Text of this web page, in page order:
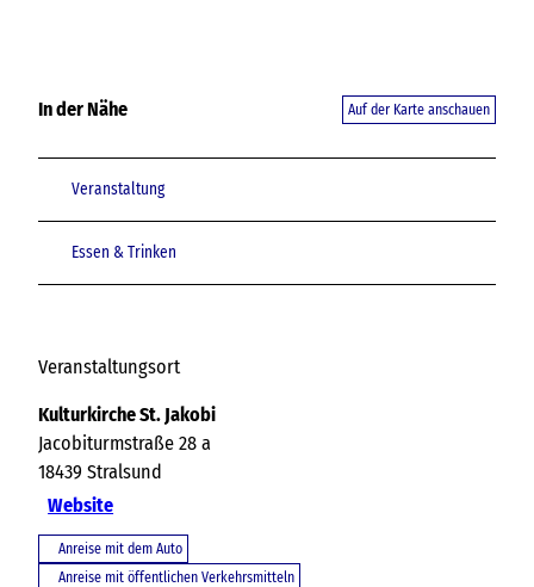
In der Nähe Auf der Karte anschauen
Veranstaltung
Essen & Trinken
Veranstaltungsort
Kulturkirche St. Jakobi
Jacobiturmstraße 28 a
18439 Stralsund
Website
Anreise mit dem Auto
Anreise mit öffentlichen Verkehrsmitteln